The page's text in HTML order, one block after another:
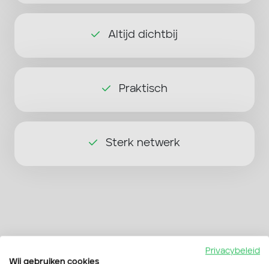
Altijd dichtbij
Praktisch
Sterk netwerk
Privacybeleid
Wij gebruiken cookies